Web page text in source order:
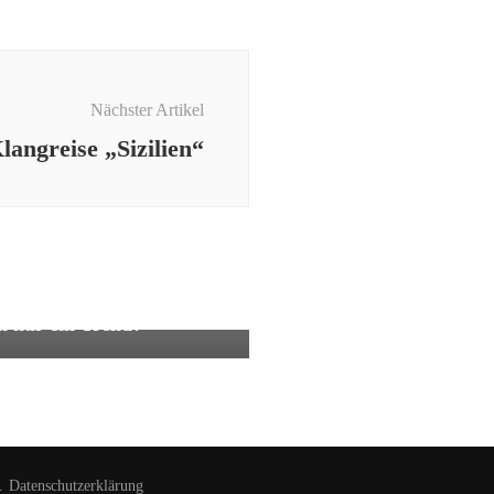
Nächster Artikel
„Sizilien“
nur ein Trend?
Datenschutzerklärung